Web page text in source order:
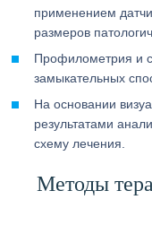
применением
размеров
Профилометрия и
замыкательных
На основании
результатами
схему лечения.
Методы